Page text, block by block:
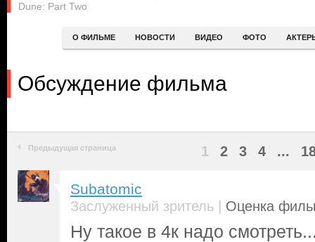
Dune: Part Two
О ФИЛЬМЕ НОВОСТИ ВИДЕО ФОТО
Обсуждение фильма
Предыдущая страница 1 2 3 4 ...
Subatomic
Заслуженный зритель | Оценка
Ну такое в 4к надо